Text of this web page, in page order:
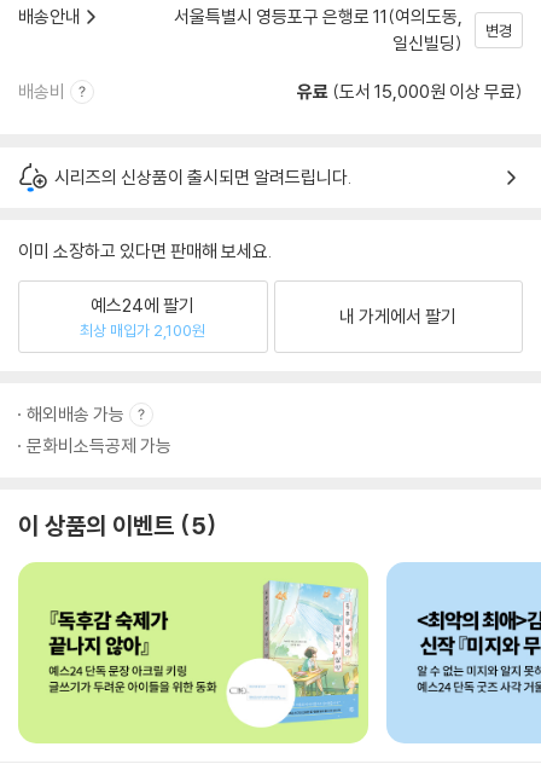
배송안내
서울특별시 영등포구 은행로 11(여의도동,
일신빌딩)
변경
배송비 유료 (도서 15,000원 이상 무료)
시리즈의 신상품이 출시되면 알려드립니다.
이미 소장하고 있다면 판매해 보세요.
예스24에 팔기
최상 매입가 2,100원
내 가게에서 팔기
해외배송 가능
문화비소득공제 가능
이 상품의 이벤트 5